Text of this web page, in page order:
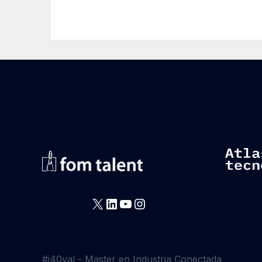
X LinkedIn
YouTube
Instagram
#i40val - Master en Industria Conectada